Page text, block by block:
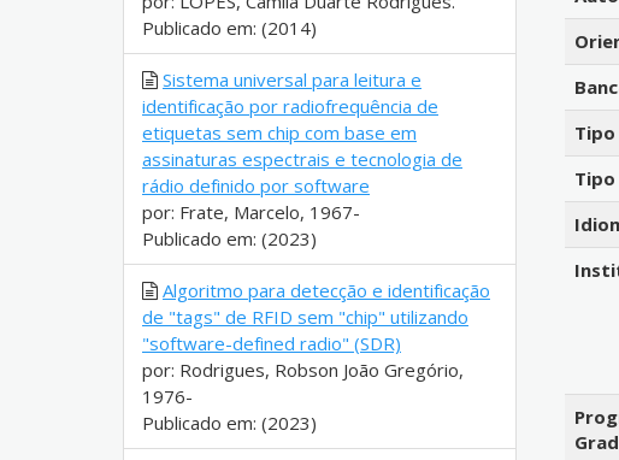
Tipo
Publicado em: (2014)
Sistema universal para leitura e
identificação por radiofrequência de
etiquetas sem chip com base em
assinaturas espectrais e tecnologia de
rádio definido por software
por: Frate, Marcelo, 1967-
Publicado em: (2023)
Algoritmo para detecção e identificação
de "tags" de RFID sem "chip" utilizando
"software-defined radio" (SDR)
por: Rodrigues, Robson João Gregório,
1976-
Publicado em: (2023)